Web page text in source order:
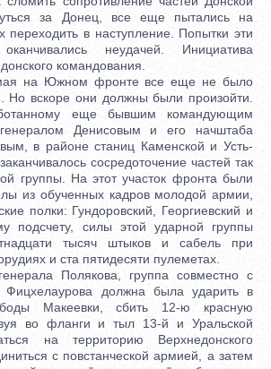
за Донец, все еще пытались на
переходить в наступление. Попытки эти
неудачей. Инициатива
командования.
на Южном фронте все еще не было
Но вскоре они должны были произойти.
еще бывшим командующим
Денисовым и его начштаба
в районе станиц Каменской и Усть-
сосредоточение частей так
группы. На этот участок фронта были
из обученных кадров молодой армии,
полки: Гундоровский, Георгиевский и
подсчету, силы этой ударной группы
тысяч штыков и сабель при
и ста пятидесяти пулеметах.
Полякова, группа совместно с
Фицхелаурова должна была ударить в
Макеевки, сбить 12-ю красную
во фланги и тыл 13-й и Уральской
на территорию Верхнедонского
с повстанческой армией, а затем